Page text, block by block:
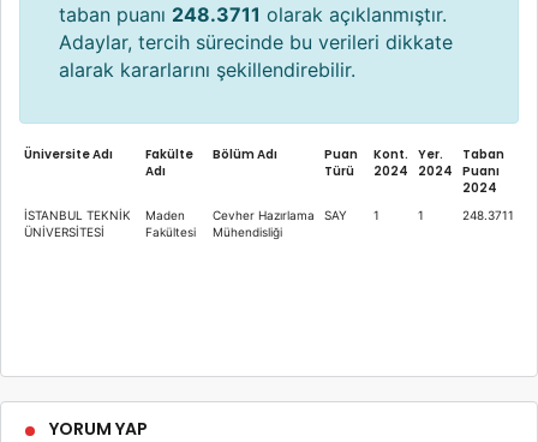
taban puanı 248.3711 olarak açıklanmıştır.
Adaylar, tercih sürecinde bu verileri dikkate
alarak kararlarını şekillendirebilir.
Üniversite Adı
Fakülte
Adı
Bölüm Adı
Puan
Türü
Kont.
2024
Yer.
2024
Taban
Puanı
2024
İSTANBUL TEKNİK
ÜNİVERSİTESİ
Maden
Fakültesi
Cevher Hazırlama
Mühendisliği
SAY 1 1 248.3711
YORUM YAP